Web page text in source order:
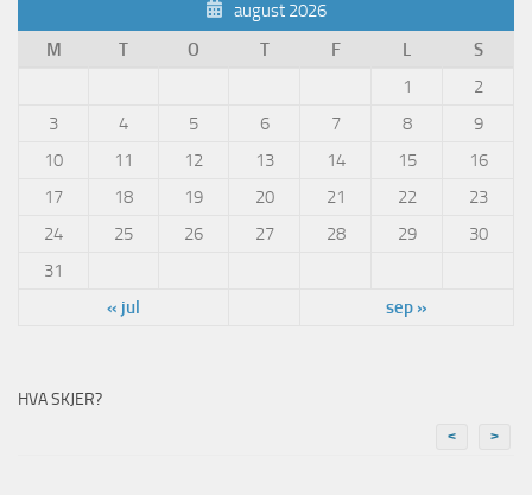
august 2026
M
T O T F L
S
1
2
3
4 5 6 7 8
9
10
11 12 13 14 15
16
17
18 19 20 21 22
23
24
25 26 27 28 29
30
31
« jul
sep »
HVA SKJER?
< >